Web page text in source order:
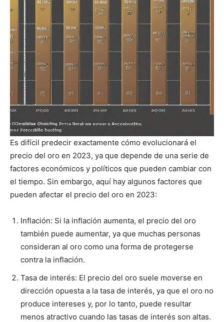
Es difícil predecir exactamente cómo evolucionará el
precio del oro en 2023, ya que depende de una serie de
factores económicos y políticos que pueden cambiar con
el tiempo. Sin embargo, aquí hay algunos factores que
pueden afectar el precio del oro en 2023:
Inflación: Si la inflación aumenta, el precio del oro
también puede aumentar, ya que muchas personas
consideran al oro como una forma de protegerse
contra la inflación.
Tasa de interés: El precio del oro suele moverse en
dirección opuesta a la tasa de interés, ya que el oro no
produce intereses y, por lo tanto, puede resultar
menos atractivo cuando las tasas de interés son altas.